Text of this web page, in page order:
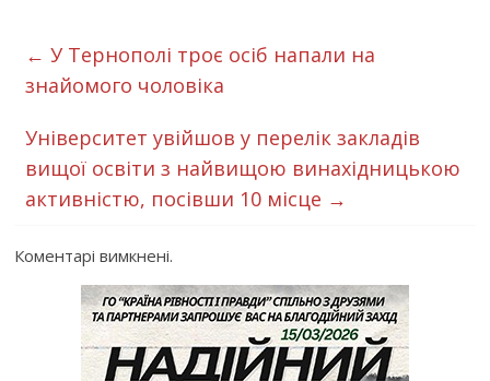
← У Тернополі троє осіб напали на
знайомого чоловіка
Університет увійшов у перелік закладів
вищої освіти з найвищою винахідницькою
активністю, посівши 10 місце →
Коментарі вимкнені.